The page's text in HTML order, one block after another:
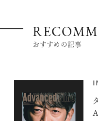
おすすめの記事